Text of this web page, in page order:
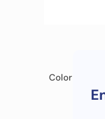
Color